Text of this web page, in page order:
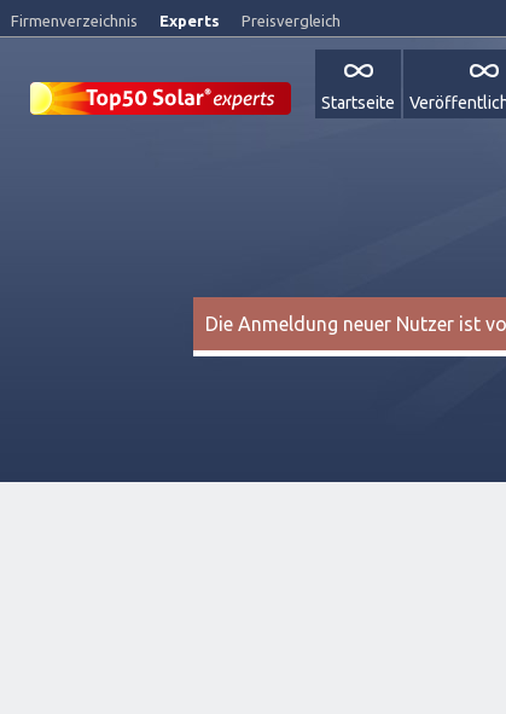
Firmenverzeichnis Experts Preisvergleich
Startseite
Die Anmeldung neuer Nutzer ist